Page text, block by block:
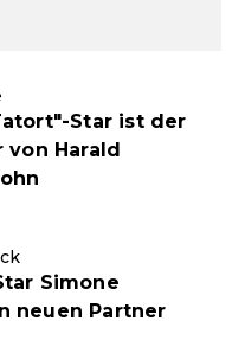
Star ist der
von Harald
Simone
neuen Partner